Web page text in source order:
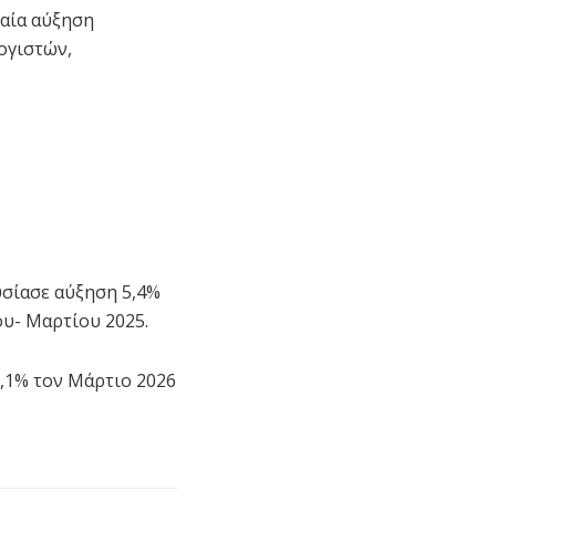
αύξηση
αύξηση 5,4%
Μαρτίου 2025.
τον Μάρτιο 2026